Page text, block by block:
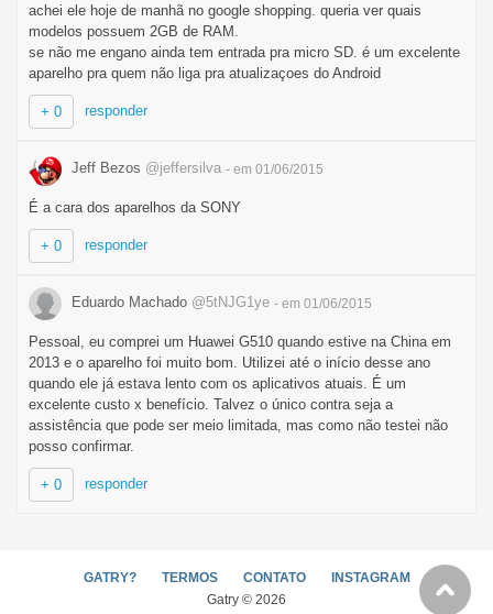
achei ele hoje de manhã no google shopping. queria ver quais
modelos possuem 2GB de RAM.
se não me engano ainda tem entrada pra micro SD. é um excelente
aparelho pra quem não liga pra atualizaçoes do Android
+ 0 responder
Jeff Bezos @jeffersilva - em 01/06/2015
É a cara dos aparelhos da SONY
+ 0 responder
Eduardo Machado @5tNJG1ye - em 01/06/2015
Pessoal, eu comprei um Huawei G510 quando estive na China em
2013 e o aparelho foi muito bom. Utilizei até o início desse ano
quando ele já estava lento com os aplicativos atuais. É um
excelente custo x benefício. Talvez o único contra seja a
assistência que pode ser meio limitada, mas como não testei não
posso confirmar.
+ 0 responder
GATRY? TERMOS CONTATO
INSTAGRAM
Gatry © 2026